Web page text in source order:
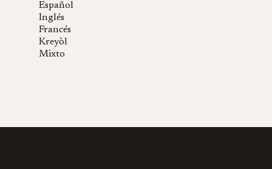
Español
Inglés
Francés
Kreyòl
Mixto